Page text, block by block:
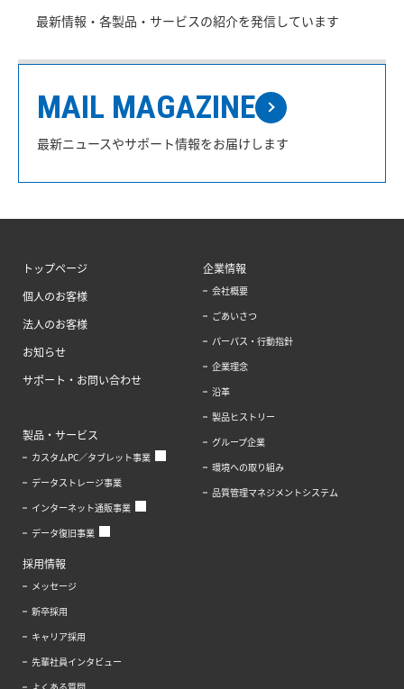
最新情報・各製品・サービスの紹介を発信しています
MAIL MAGAZINE
最新ニュースやサポート情報をお届けします
トップページ
個人のお客様
法人のお客様
お知らせ
サポート・お問い合わせ
製品・サービス
カスタムPC／タブレット事業
データストレージ事業
インターネット通販事業
データ復旧事業
企業情報
会社概要
ごあいさつ
パーパス・行動指針
企業理念
沿革
製品ヒストリー
グループ企業
環境への取り組み
品質管理マネジメントシステム
採用情報
メッセージ
新卒採用
キャリア採用
先輩社員インタビュー
よくある質問